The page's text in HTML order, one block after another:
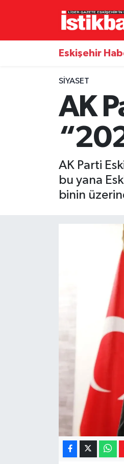
Eskişehir
SIYASET
AK
AK Parti
bu yana
binin
Eskişehirspor
Siyaset
Ekonomi
Eskişehir Nöbetçi
Eskişehir Trafik
TFF 3.Lig 4.Grup Puan
Tüm Manşetler
Son Dakika Haberleri